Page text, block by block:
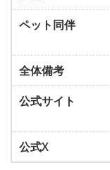
ペット同伴
全体備考
公式サイト
公式X